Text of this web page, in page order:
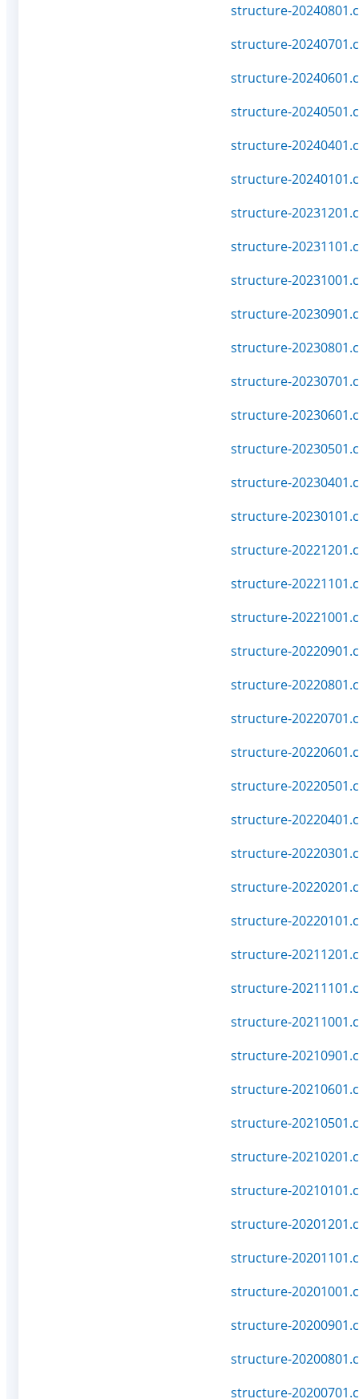
structure-
structure-
structure-
structure-
structure-
structure-
structure-
structure-
structure-
structure-
structure-
structure-
structure-
structure-
structure-
structure-
structure-
structure-
structure-
structure-
structure-
structure-
structure-
structure-
structure-
structure-
structure-
structure-
structure-
structure-
structure-
structure-
structure-
structure-
structure-
structure-
structure-
structure-
structure-
structure-
structure-
structure-